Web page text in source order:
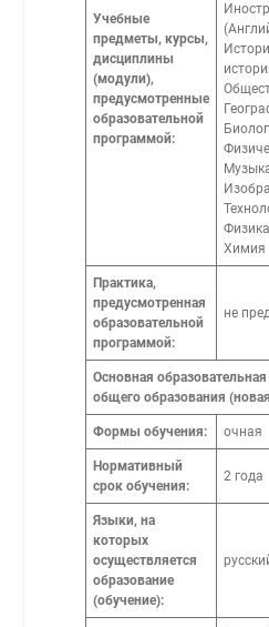
Учебные
предметы, курсы,
дисциплины
(модули),
предусмотренные
образовательной
программой:
Физика
Химия
Практика,
предусмотренная
образовательной
программой:
не
Основная
общего образования
Формы обучения: очная
Нормативный
срок обучения:
2 года
Языки, на
которых
осуществляется
образование
(обучение):